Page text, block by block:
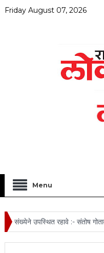
Friday August 07, 2026
Menu
संख्येने उपस्थित रहावे :- संतोष गोतावळे
जिल्हा प्रमुख न्यायाधीश महेंद्र के महाजन